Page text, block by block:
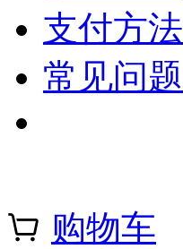
支付方法
常见问题
购物车